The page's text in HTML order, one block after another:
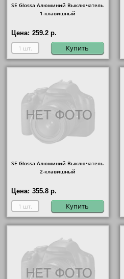
SE Glossa Алюминий Выключатель
1-клавишный
Цена: 259.2 р.
Купить
SE Glossa Алюминий Выключатель
2-клавишный
Цена: 355.8 р.
Купить